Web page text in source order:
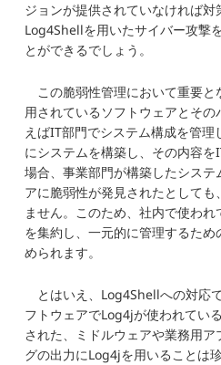
ジョンが提供されていなければ対
Log4Shellを用いたサイバー攻撃
とができるでしょう。
この脆弱性管理において重要
用されているソフトウェアとそ
えばIT部門でシステム構成を管理
にシステムを構築し、その内容
場合、事業部門が構築したシス
アに脆弱性が発見されたとして
ません。このため、社内で使わ
を集約し、一元的に管理するた
められます。
とはいえ、Log4Shellへの対応
フトウェアでLog4jが使われてい
された、ミドルウェアや業務用
グの出力にLog4jを用いることは